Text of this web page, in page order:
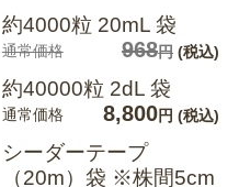
約4000粒 20mL 袋
通常価格 968円 (税込)
約40000粒 2dL 袋
通常価格 8,800円 (税込)
シーダーテープ
（20m）袋 ※株間5cm